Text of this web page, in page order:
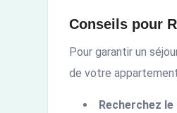
Conseils pour
Pour garantir un
de votre
Recherchez